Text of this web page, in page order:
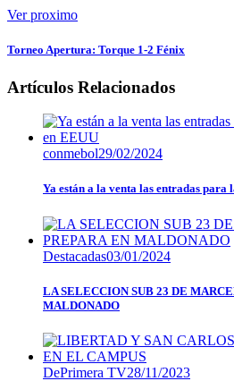
Ver proximo
Torneo Apertura: Torque 1-2 Fénix
Artículos Relacionados
conmebol29/02/2024
Ya están a la venta las entradas para
Destacadas03/01/2024
LA SELECCION SUB 23 DE
MALDONADO
DePrimera TV28/11/2023